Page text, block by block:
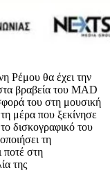
Ρέμου θα έχει την
βραβεία του MAD
του στη μουσική
μέρα που ξεκίνησε
δισκογραφικό του
τη
ποτέ στη
της